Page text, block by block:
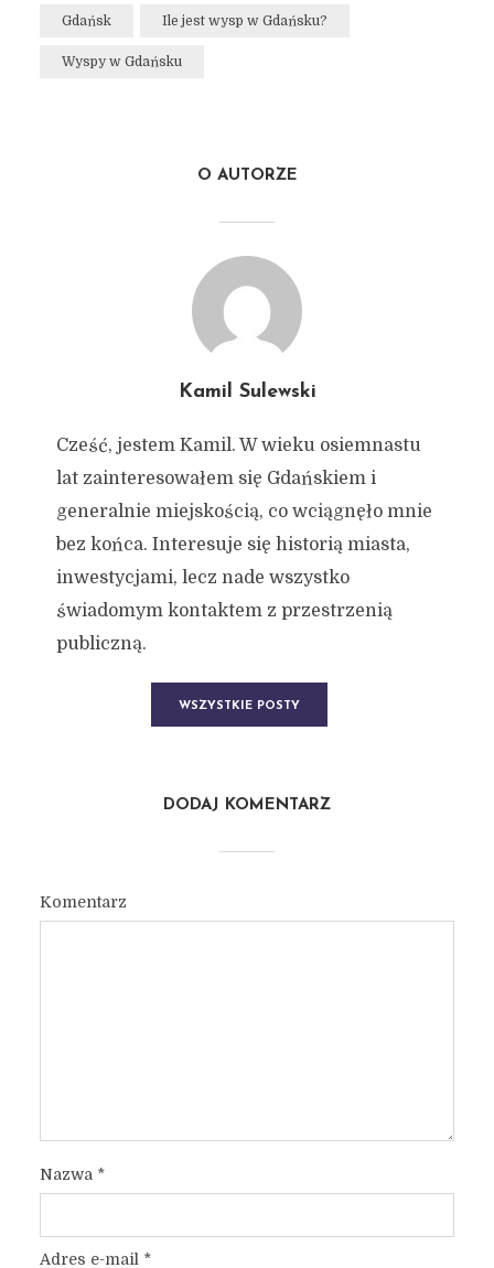
Gdańsk Ile jest wysp w Gdańsku?
Wyspy w Gdańsku
O AUTORZE
Kamil Sulewski
Cześć, jestem Kamil. W wieku osiemnastu
lat zainteresowałem się Gdańskiem i
generalnie miejskością, co wciągnęło mnie
bez końca. Interesuje się historią miasta,
inwestycjami, lecz nade wszystko
świadomym kontaktem z przestrzenią
publiczną.
WSZYSTKIE POSTY
DODAJ KOMENTARZ
Komentarz
Nazwa *
Adres e-mail *